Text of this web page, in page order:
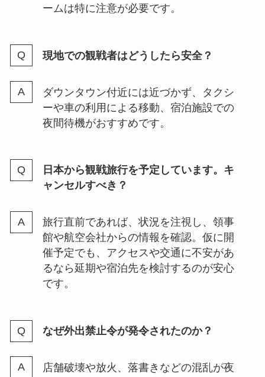
ームは特に注意が必要です。
現地での観戦者はどうしたら安全？
ダウンタウン付近には近づかず、タクシ
ーや車の利用による移動、宿泊施設での
夜間待機がおすすめです。
日本から観戦旅行を予定しています。キ
ャンセルすべき？
旅行直前であれば、状況を注視し、領事
館や航空会社からの情報を確認。仮に開
催予定でも、アクセスや交通に不安があ
るなら延期や宿泊先を検討するのが安心
です。
なぜ外出禁止令が発令されたのか？
店舗破壊や放火、落書きなどの混乱が夜